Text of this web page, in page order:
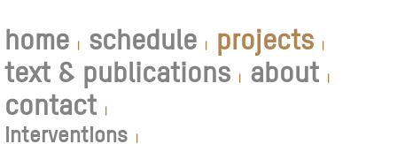
home | schedule | projects |
text & publications | about |
contact |
interventions |